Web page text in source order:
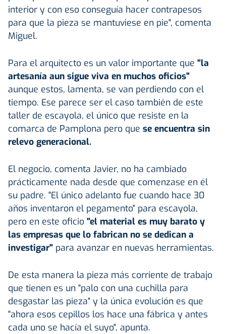
interior y con eso conseguía hacer contrapesos
para que la pieza se mantuviese en pie", comenta
Miguel.
Para el arquitecto es un valor importante que "la
artesanía aun sigue viva en muchos oficios"
aunque estos, lamenta, se van perdiendo con el
tiempo. Ese parece ser el caso también de este
taller de escayola, el único que resiste en la
comarca de Pamplona pero que se encuentra sin
relevo generacional.
El negocio, comenta Javier, no ha cambiado
prácticamente nada desde que comenzase en él
su padre. "El único adelanto fue cuando hace 30
años inventaron el pegamento" para escayola,
pero en este oficio "el material es muy barato y
las empresas que lo fabrican no se dedican a
investigar" para avanzar en nuevas herramientas.
De esta manera la pieza más corriente de trabajo
que tienen es un "palo con una cuchilla para
desgastar las pieza" y la única evolución es que
"ahora esos cepillos los hace una fábrica y antes
cada uno se hacía el suyo", apunta.